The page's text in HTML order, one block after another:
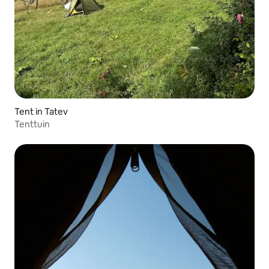
Tent in Tatev
Tenttuin